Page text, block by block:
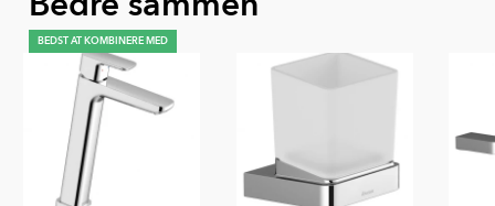
BEDST AT KOMBINERE MED